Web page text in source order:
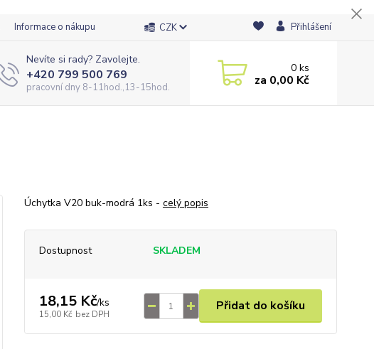
Informace o nákupu CZK Přihlášení
Nevíte si rady? Zavolejte.
+420 799 500 769
pracovní dny 8-11hod.,13-15hod.
0ks
za 0,00 Kč
Úchytka V20 buk-modrá 1ks - celý popis
Dostupnost SKLADEM
18,15 Kč/ks
15,00 Kč bez DPH
Přidat do košíku